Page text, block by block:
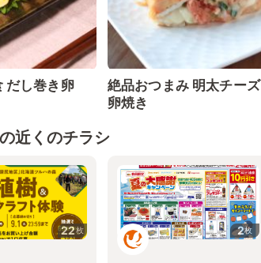
だし巻き卵
絶品おつまみ 明太チーズ
卵焼き
近くのチラシ
22枚 2枚